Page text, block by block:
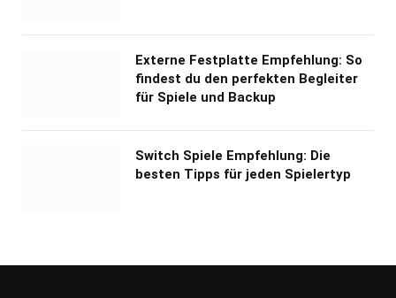
Externe Festplatte Empfehlung: So
findest du den perfekten Begleiter
für Spiele und Backup
Switch Spiele Empfehlung: Die
besten Tipps für jeden Spielertyp